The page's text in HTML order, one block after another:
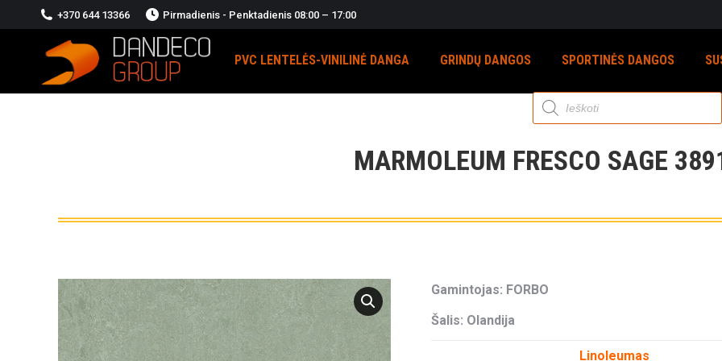
+370 644 13366 Pirmadienis - Penktadienis 08:00 – 17:00
PVC LENTELĖS-VINILINĖ DANGA GRINDŲ DANGOS SPORTINĖS DANGOS
Products
search
MARMOLEUM FRESCO SAGE
Gamintojas: FORBO
Šalis: Olandija
Linoleumas